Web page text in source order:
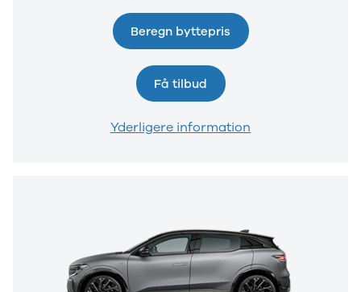
Beregn byttepris
Få tilbud
Yderligere information